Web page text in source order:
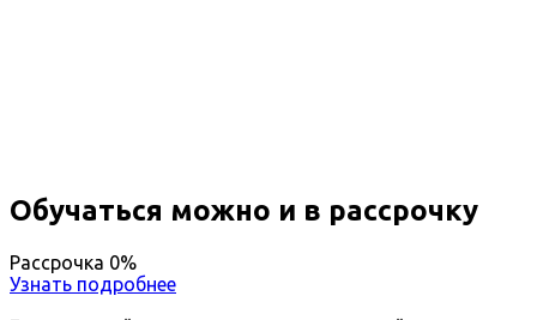
Обучаться можно и в рассрочку
Рассрочка 0%
Узнать подробнее